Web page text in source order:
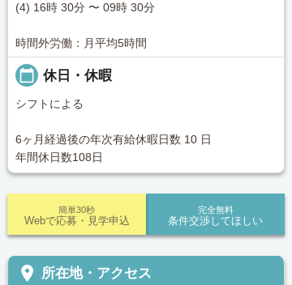
(4) 16時 30分 〜 09時 30分
時間外労働：月平均5時間
calendar_today 休日・休暇
シフトによる
6ヶ月経過後の年次有給休暇日数 10 日
年間休日数108日
完全無料
条件交渉してほしい
簡単30秒
Webで応募・見学申込
place 所在地・アクセス